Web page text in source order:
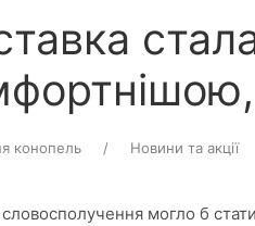
конопель Новини та акції
могло б